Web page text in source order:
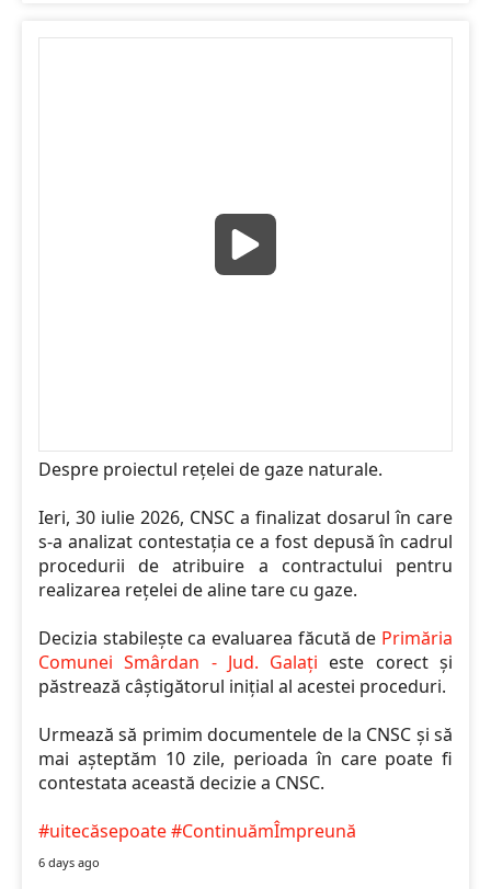
Despre proiectul rețelei de gaze naturale.
Ieri, 30 iulie 2026, CNSC a finalizat dosarul în care
s-a analizat contestația ce a fost depusă în cadrul
procedurii de atribuire a contractului pentru
realizarea rețelei de aline tare cu gaze.
Decizia stabilește ca evaluarea făcută de Primăria
Comunei Smârdan - Jud. Galați este corect și
păstrează câștigătorul inițial al acestei proceduri.
Urmează să primim documentele de la CNSC și să
mai așteptăm 10 zile, perioada în care poate fi
contestata această decizie a CNSC.
#uitecăsepoate#ContinuămÎmpreună
6 days ago